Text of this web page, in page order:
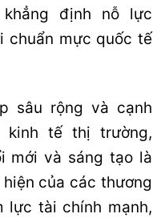
định nỗ lực
chuẩn mực quốc tế
sâu rộng và cạnh
kinh tế thị trường,
mới và sáng tạo là
của các thương
lực tài chính mạnh,